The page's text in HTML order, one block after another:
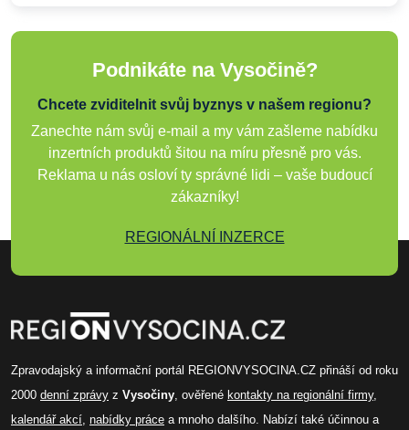
Podnikáte na Vysočině?
Chcete zviditelnit svůj byznys v našem regionu?
Zanechte nám svůj e-mail a my vám zašleme nabídku
inzertních produktů šitou na míru přesně pro vás.
Reklama u nás osloví ty správné lidi – vaše budoucí
zákazníky!
REGIONÁLNÍ INZERCE
Zpravodajský a informační portál REGIONVYSOCINA.CZ přináší od roku
2000 denní zprávy z Vysočiny , ověřené kontakty na regionální firmy,
kalendář akcí nabídky práce a mnoho dalšího. Nabízí také účinnou a